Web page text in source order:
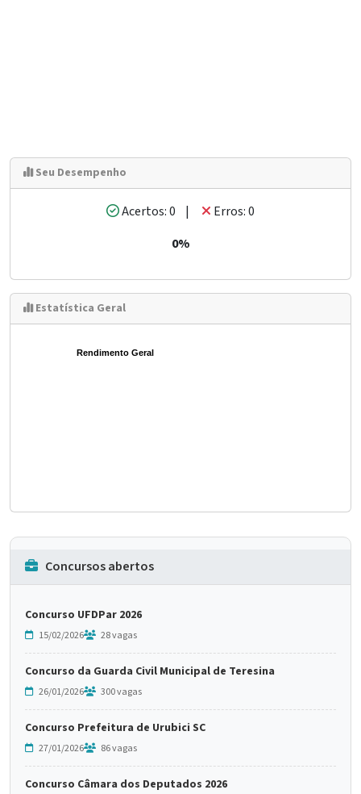
Seu Desempenho
Acertos: 0 |
Erros: 0
0%
Estatística Geral
Rendimento Geral
Concursos abertos
Concurso UFDPar 2026
15/02/2026 28 vagas
Concurso da Guarda Civil Municipal de Teresina
26/01/2026 300 vagas
Concurso Prefeitura de Urubici SC
27/01/2026 86 vagas
Concurso Câmara dos Deputados 2026